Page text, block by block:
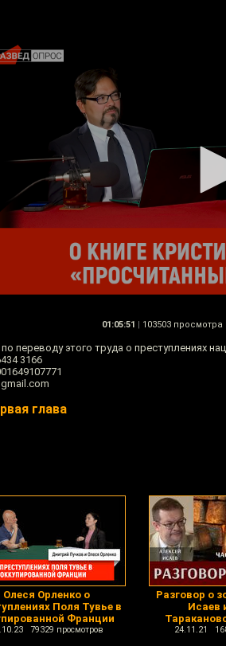
01:05:51 | 103503 просмотра
переводу этого труда о преступлениях
3166
глава
Олеся Орленко о
Поля Тувье в
Франции
79329 просмотров
Разговор о
Исаев
24.11.21